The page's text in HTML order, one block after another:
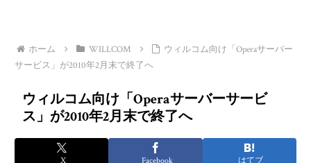
ホーム WILLCOM
ウィルコム向け「Operaサーバー
サービス」が2010年2月末で終了へ
ウィルコム向け「Operaサーバーサービ
ス」が2010年2月末で終了へ
X Facebook はてブ